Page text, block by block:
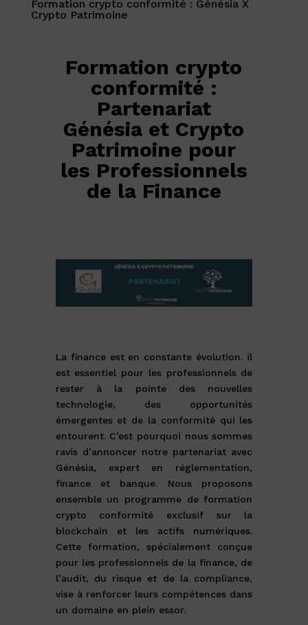
Formation crypto conformité : Génésia X
Crypto Patrimoine
Formation crypto
conformité :
Partenariat
Génésia et Crypto
Patrimoine pour
les Professionnels
de la Finance
La finance est en constante évolution. il
est essentiel pour les professionnels de
rester à la pointe des nouvelles
technologie, des opportunités
émergentes et de la conformité qui les
entourent. C’est pourquoi nous sommes
ravis d’annoncer notre partenariat avec
Génésia, expert en réglementation,
finance et banque. Nous proposons
ensemble un programme de formation
crypto conformité exclusif sur la
blockchain et les actifs numériques.
Cette formation, spécialement conçue
pour les professionnels de la finance, de
l’audit, du risque et de la compliance,
vise à renforcer leurs compétences dans
un domaine en plein essor.